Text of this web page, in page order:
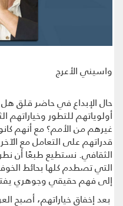
واسيني الأعرج
حال الإبداع في حاضر قلق
أولوياتهم للتطور وخياراتهم
غيرهم من الأمم؟ مع أنهم
قدراتهم على التعامل مع
الثقافي. نستطيع طبعًا أن
التي تصطدم كلها بحائط
إلى فهم حقيقي وجوهري
بعد إخفاق خياراتهم، أصبح